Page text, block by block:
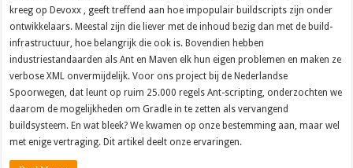
kreeg op Devoxx , geeft treffend aan hoe impopulair buildscripts zijn onder
ontwikkelaars. Meestal zijn die liever met de inhoud bezig dan met de build-
infrastructuur, hoe belangrijk die ook is. Bovendien hebben
industriestandaarden als Ant en Maven elk hun eigen problemen en maken ze
verbose XML onvermijdelijk. Voor ons project bij de Nederlandse
Spoorwegen, dat leunt op ruim 25.000 regels Ant-scripting, onderzochten we
daarom de mogelijkheden om Gradle in te zetten als vervangend
buildsysteem. En wat bleek? We kwamen op onze bestemming aan, maar wel
met enige vertraging. Dit artikel deelt onze ervaringen.